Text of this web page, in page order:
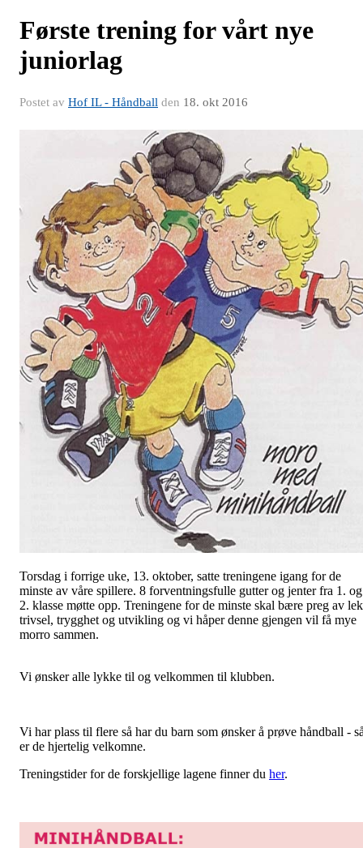
Første trening for vårt nye
juniorlag
Postet av Hof IL - Håndball den 18. okt 2016
Torsdag i forrige uke, 13. oktober, satte treningene igang for de
minste av våre spillere. 8 forventningsfulle gutter og jenter fra 1. og
2. klasse møtte opp. Treningene for de minste skal bære preg av
trivsel, trygghet og utvikling og vi håper denne gjengen vil få mye
morro sammen.
Vi ønsker alle lykke til og velkommen til klubben.
Vi har plass til flere så har du barn som ønsker å prøve håndball -
er de hjertelig velkomne.
Treningstider for de forskjellige lagene finner du her.